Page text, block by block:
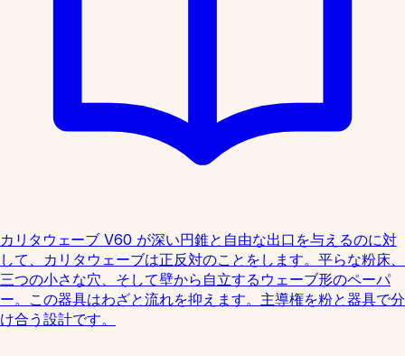
カリタウェーブ V60 が深い円錐と自由な出口を与えるのに対
して、カリタウェーブは正反対のことをします。平らな粉床、
三つの小さな穴、そして壁から自立するウェーブ形のペーパ
ー。この器具はわざと流れを抑えます。主導権を粉と器具で分
け合う設計です。